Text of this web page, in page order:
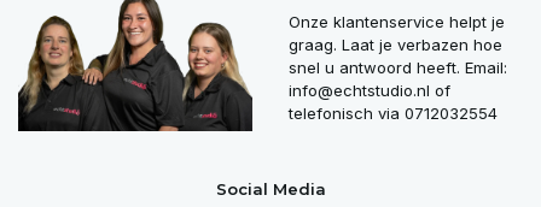
Onze klantenservice helpt je
graag. Laat je verbazen hoe
snel u antwoord heeft. Email:
info@echtstudio.nl of
telefonisch via 0712032554
Social Media